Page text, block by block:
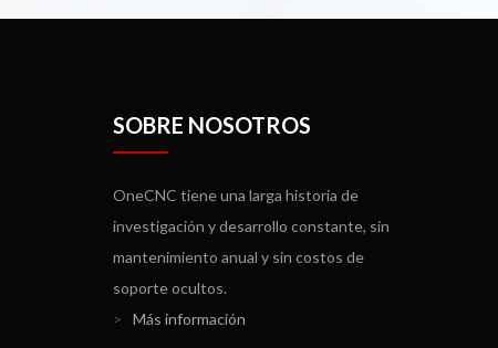
SOBRE NOSOTROS
OneCNC tiene una larga historia de
investigación y desarrollo constante, sin
mantenimiento anual y sin costos de
soporte ocultos.
>
Más información